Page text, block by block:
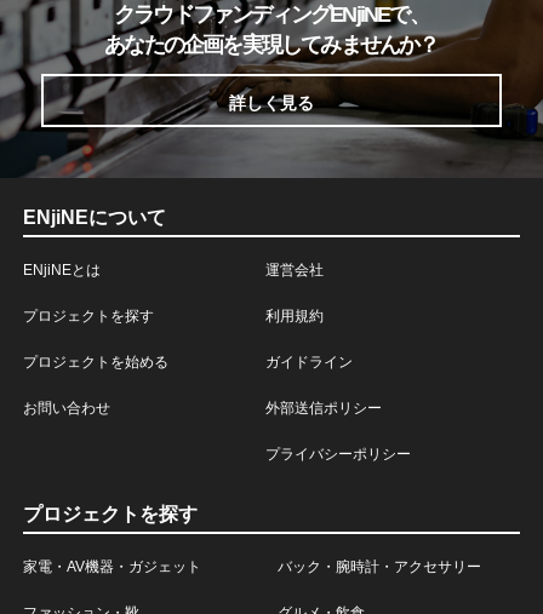
クラウドファンディングENjiNEで、
あなたの企画を実現してみませんか？
詳しく見る
ENjiNEについて
ENjiNEとは
プロジェクトを探す
プロジェクトを始める
お問い合わせ
運営会社
利用規約
ガイドライン
外部送信ポリシー
プライバシーポリシー
プロジェクトを探す
家電・AV機器・ガジェット バック・腕時計・アクセサリー